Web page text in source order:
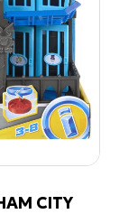
CITY